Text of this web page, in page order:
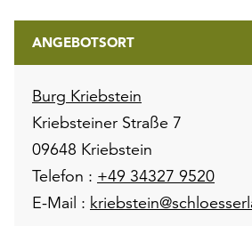
ANGEBOTSORT
Burg Kriebstein
Kriebsteiner Straße 7
09648 Kriebstein
Telefon : +49 34327 9520
E-Mail :